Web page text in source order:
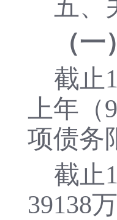
五、
（
截止
上年
项债务
截止
39138